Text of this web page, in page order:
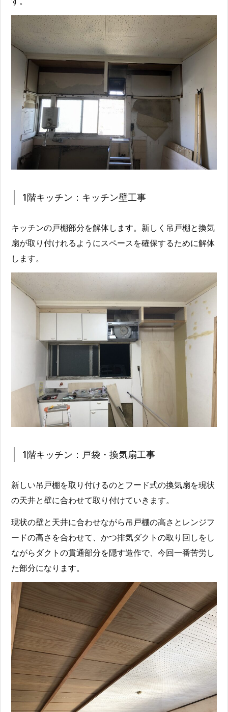
1階キッチン：キッチン壁工事
キッチンの戸棚部分を解体します。新しく吊戸棚と換気
扇が取り付けれるようにスペースを確保するために解体
します。
1階キッチン：戸袋・換気扇工事
新しい吊戸棚を取り付けるのとフード式の換気扇を現状
の天井と壁に合わせて取り付けていきます。
現状の壁と天井に合わせながら吊戸棚の高さとレンジフ
ードの高さを合わせて、かつ排気ダクトの取り回しをし
ながらダクトの貫通部分を隠す造作で、今回一番苦労し
た部分になります。